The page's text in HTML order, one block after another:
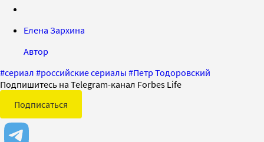
Елена Зархина
Автор
#сериал #российские сериалы #Петр Тодоровский
Подпишитесь на Telegram-канал Forbes Life
Подписаться